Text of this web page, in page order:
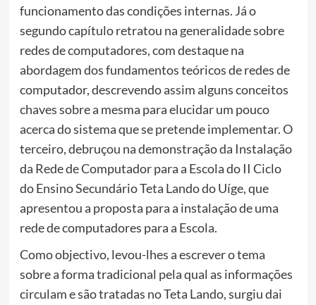
funcionamento das condições internas. Já o
segundo capítulo retratou na generalidade sobre
redes de computadores, com destaque na
abordagem dos fundamentos teóricos de redes de
computador, descrevendo assim alguns conceitos
chaves sobre a mesma para elucidar um pouco
acerca do sistema que se pretende implementar. O
terceiro, debruçou na demonstração da Instalação
da Rede de Computador para a Escola do II Ciclo
do Ensino Secundário Teta Lando do Uíge, que
apresentou a proposta para a instalação de uma
rede de computadores para a Escola.
Como objectivo, levou-lhes a escrever o tema
sobre a forma tradicional pela qual as informações
circulam e são tratadas no Teta Lando, surgiu dai